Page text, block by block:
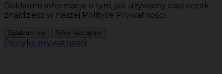
Dokładne informacje o tym, jak używamy ciasteczek
znajdziesz w naszej Polityce Prywatności.
Zgadzam się Tylko niezbędne
Polityka prywatności